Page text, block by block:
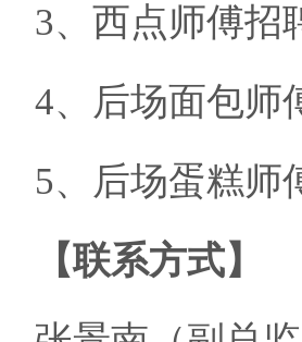
3、 西点师傅招
4、
后场面包师
5、后场蛋糕
【联系方式】